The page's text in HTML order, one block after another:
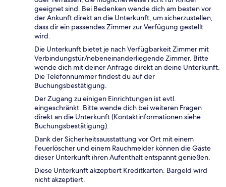
geeignet sind. Bei Bedenken wende dich am besten vor
der Ankunft direkt an die Unterkunft, um sicherzustellen,
dass dir ein passendes Zimmer zur Verfügung gestellt
wird.
Die Unterkunft bietet je nach Verfügbarkeit Zimmer mit
Verbindungstür/nebeneinanderliegende Zimmer. Bitte
wende dich mit deiner Anfrage direkt an deine Unterkunft.
Die Telefonnummer findest du auf der
Buchungsbestätigung.
Der Zugang zu einigen Einrichtungen ist evtl.
eingeschränkt. Bitte wende dich bei weiteren Fragen
direkt an die Unterkunft (Kontaktinformationen siehe
Buchungsbestätigung).
Dank der Sicherheitsausstattung vor Ort mit einem
Feuerlöscher und einem Rauchmelder können die Gäste
dieser Unterkunft ihren Aufenthalt entspannt genießen.
Diese Unterkunft akzeptiert Kreditkarten. Bargeld wird
nicht akzeptiert.